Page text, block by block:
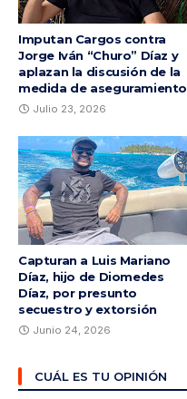
Imputan Cargos contra
Jorge Iván “Churo” Díaz y
aplazan la discusión de la
medida de aseguramiento
Julio 23, 2026
Capturan a Luis Mariano
Díaz, hijo de Diomedes
Díaz, por presunto
secuestro y extorsión
Junio 24, 2026
CUÁL ES TU OPINIÓN